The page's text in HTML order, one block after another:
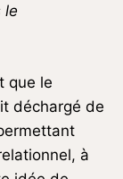
le
que le
déchargé de
à